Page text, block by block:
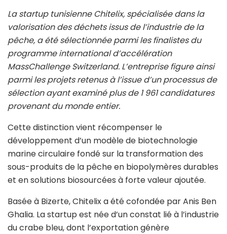
La startup tunisienne Chitelix, spécialisée dans la
valorisation des déchets issus de l’industrie de la
pêche, a été sélectionnée parmi les finalistes du
programme international d’accélération
MassChallenge Switzerland. L’entreprise figure ainsi
parmi les projets retenus à l’issue d’un processus de
sélection ayant examiné plus de 1 961 candidatures
provenant du monde entier.
Cette distinction vient récompenser le
développement d’un modèle de biotechnologie
marine circulaire fondé sur la transformation des
sous-produits de la pêche en biopolymères durables
et en solutions biosourcées à forte valeur ajoutée.
Basée à Bizerte, Chitelix a été cofondée parAnis Ben
Ghalia. La startup est née d’un constat lié à l’industrie
du crabe bleu, dont l’exportation génère